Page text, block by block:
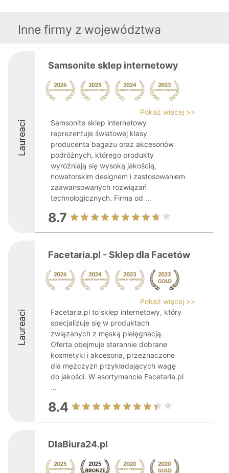
Inne firmy z województwa
Laureaci
Samsonite sklep internetowy
Pokaż więcej >>
Samsonite sklep internetowy
reprezentuje światowej klasy
producenta bagażu oraz akcesoriów
podróżnych, którego produkty
wyróżniają się wysoką jakością,
nowatorskim designem i zastosowaniem
zaawansowanych rozwiązań
technologicznych. Firma od ...
8.7
Laureaci
Facetaria.pl - Sklep dla Facetów
Pokaż więcej >>
Facetaria.pl to sklep internetowy, który
specjalizuje się w produktach
związanych z męską pielęgnacją.
Oferta obejmuje starannie dobrane
kosmetyki i akcesoria, przeznaczone
dla mężczyzn przykładających wagę
do jakości. W asortymencie Facetaria.pl
...
8.4
DlaBiura24.pl